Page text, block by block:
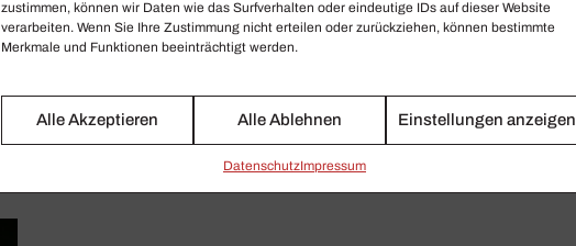
zustimmen, können wir Daten wie das Surfverhalten oder eindeutige IDs auf dieser Website
verarbeiten. Wenn Sie Ihre Zustimmung nicht erteilen oder zurückziehen, können bestimmte
Merkmale und Funktionen beeinträchtigt werden.
Alle Akzeptieren Alle Ablehnen Einstellungen anzeigen
Daten­schutzImpressum